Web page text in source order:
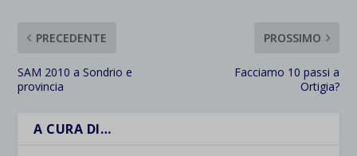
PRECEDENTE
SAM 2010 a Sondrio e
provincia
PROSSIMO
Facciamo 10 passi a
Ortigia?
A CURA DI…